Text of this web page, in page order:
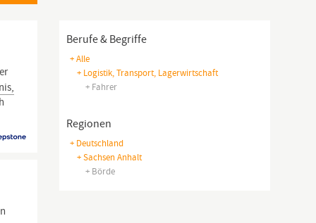
Berufe & Begriffe
+ Alle
+ Logistik, Transport, Lagerwirtschaft
+ Fahrer
Regionen
+ Deutschland
+ Sachsen Anhalt
+ Börde